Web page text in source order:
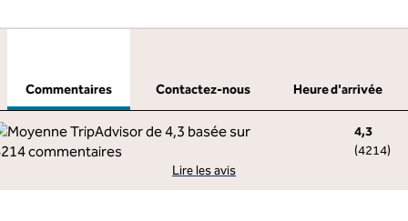
Commentaires Contactez-nous
Heure d'arrivée
4,3
(4214)
Lire les avis